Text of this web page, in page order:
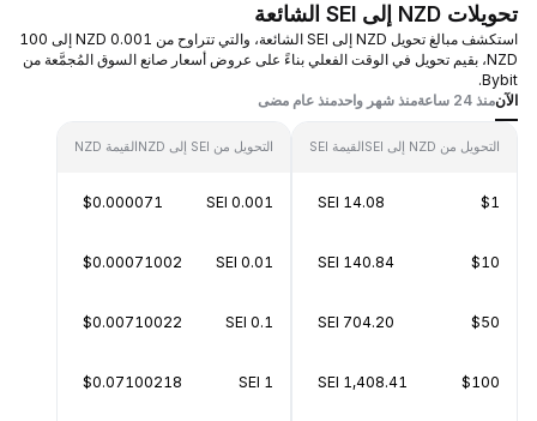
تحويلات NZD إلى SEI الشائعة
استكشف مبالغ تحويل NZD إلى SEI الشائعة، والتي تتراوح من 0.001 NZD إلى 100
NZD، بقيم تحويل في الوقت الفعلي بناءً على عروض أسعار صانع السوق المُجمَّعة من
Bybit.
الآنمنذ 24 ساعة منذ شهر واحدمنذ عام مضى
التحويل من NZD إلى SEI القيمة SEI
$1
14.08 SEI
$10
140.84 SEI
$50
704.20 SEI
$100
1,408.41 SEI
التحويل من SEI إلى NZD القيمة NZD
0.001 SEI
$0.000071
0.01 SEI
$0.00071002
0.1 SEI
$0.00710022
1 SEI
$0.07100218